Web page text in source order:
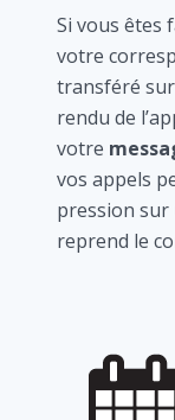
Si vous êtes
votre
transféré
rendu de
votre
vos appels
pression
reprend le